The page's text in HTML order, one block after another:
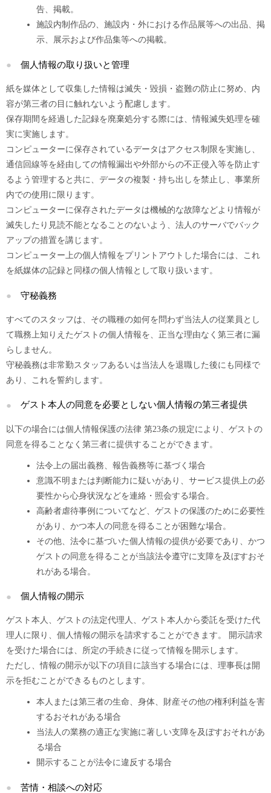
告、掲載。
施設内制作品の、施設内・外における作品展等への出品、掲
示、展示および作品集等への掲載。
個人情報の取り扱いと管理
紙を媒体として収集した情報は滅失・毀損・盗難の防止に努め、内
容が第三者の目に触れないよう配慮します。
保存期間を経過した記録を廃棄処分する際には、情報滅失処理を確
実に実施します。
コンピューターに保存されているデータはアクセス制限を実施し、
通信回線等を経由しての情報漏出や外部からの不正侵入等を防止す
るよう管理すると共に、データの複製・持ち出しを禁止し、事業所
内での使用に限ります。
コンピューターに保存されたデータは機械的な故障などより情報が
滅失したり見読不能となることのないよう、法人のサーバでバック
アップの措置を講じます。
コンピューター上の個人情報をプリントアウトした場合には、これ
を紙媒体の記録と同様の個人情報として取り扱います。
守秘義務
すべてのスタッフは、その職種の如何を問わず当法人の従業員とし
て職務上知りえたゲストの個人情報を、正当な理由なく第三者に漏
らしません。
守秘義務は非常勤スタッフあるいは当法人を退職した後にも同様で
あり、これを誓約します。
ゲスト本人の同意を必要としない個人情報の第三者提供
以下の場合には個人情報保護の法律 第23条の規定により、ゲストの
同意を得ることなく第三者に提供することができます。
法令上の届出義務、報告義務等に基づく場合
意識不明または判断能力に疑いがあり、サービス提供上の必
要性から心身状況などを連絡・照会する場合。
高齢者虐待事例についてなど、ゲストの保護のために必要性
があり、かつ本人の同意を得ることが困難な場合。
その他、法令に基づいた個人情報の提供が必要であり、かつ
ゲストの同意を得ることが当該法令遵守に支障を及ぼすおそ
れがある場合。
個人情報の開示
ゲスト本人、ゲストの法定代理人、ゲスト本人から委託を受けた代
理人に限り、個人情報の開示を請求することができます。 開示請求
を受けた場合には、所定の手続きに従って情報を開示します。
ただし、情報の開示が以下の項目に該当する場合には、理事長は開
示を拒むことができるものとします。
本人または第三者の生命、身体、財産その他の権利利益を害
するおそれがある場合
当法人の業務の適正な実施に著しい支障を及ぼすおそれがあ
る場合
開示することが法令に違反する場合
苦情・相談への対応